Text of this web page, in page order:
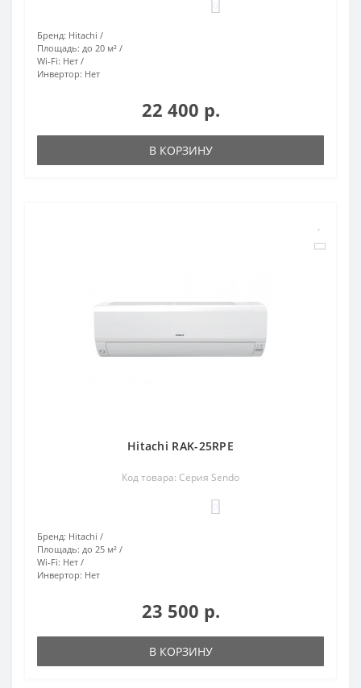
Бренд: Hitachi
Площадь: до 20 м²
Wi-Fi: Нет
Инвертор: Нет
22 400 р.
В КОРЗИНУ
Hitachi RAK-25RPE
Код товара: Серия Sendo
Бренд: Hitachi
Площадь: до 25 м²
Wi-Fi: Нет
Инвертор: Нет
23 500 р.
В КОРЗИНУ